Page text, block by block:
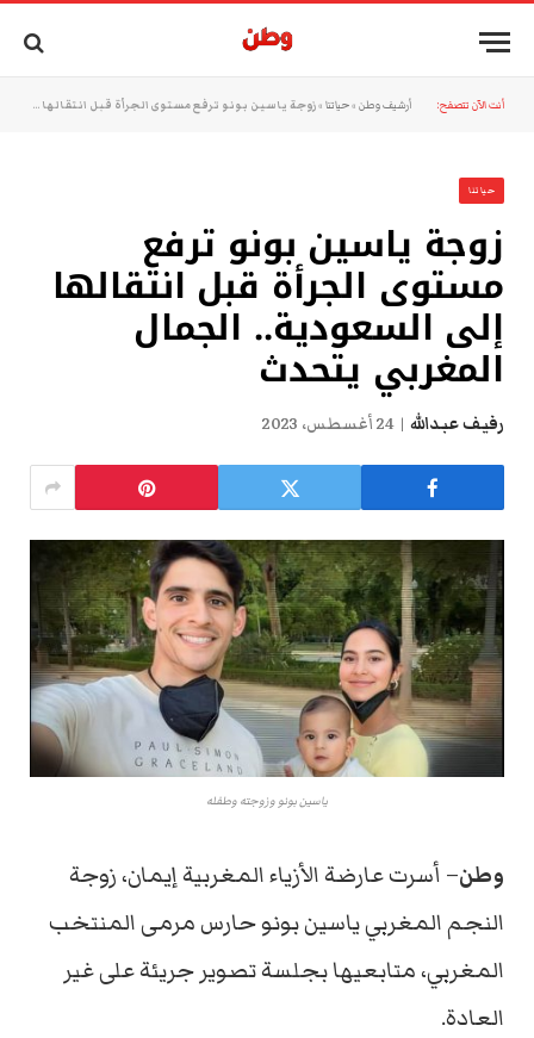
أنت الآن تتصفح: أرشيف وطن »حياتنا »زوجة ياسين بونو ترفع مستوى الجرأة قبل انتقالها إلى السعودية.. الجمال المغربي يتحدث
حياتنا
زوجة ياسين بونو ترفع
مستوى الجرأة قبل انتقالها
إلى السعودية.. الجمال
المغربي يتحدث
رفيف عبدالله 24 أغسطس، 2023
ياسين بونو وزوجته وطفله
وطن– أسرت عارضة الأزياء المغربية إيمان، زوجة
النجم المغربي ياسين بونو حارس مرمى المنتخب
المغربي، متابعيها بجلسة تصوير جريئة على غير
العادة.